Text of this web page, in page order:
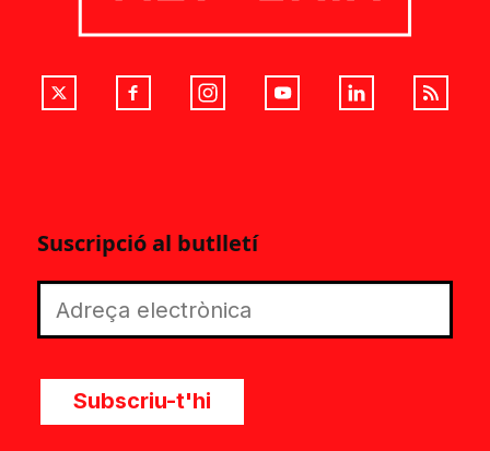
Suscripció al butlletí
Subscriu-t'hi